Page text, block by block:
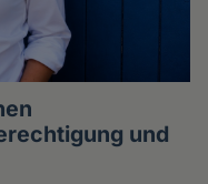
und